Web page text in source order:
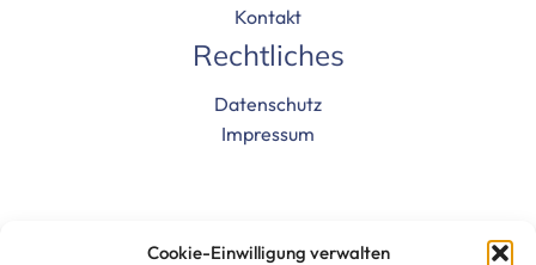
Cookie-Einwilligung verwalten
Kontakt
Rechtliches
Datenschutz
Impressum